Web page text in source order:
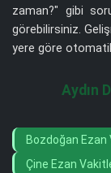
zaman?" gibi
görebilirsiniz.
yere göre
Aydın
Bozdoğan Ezan
Çine Ezan